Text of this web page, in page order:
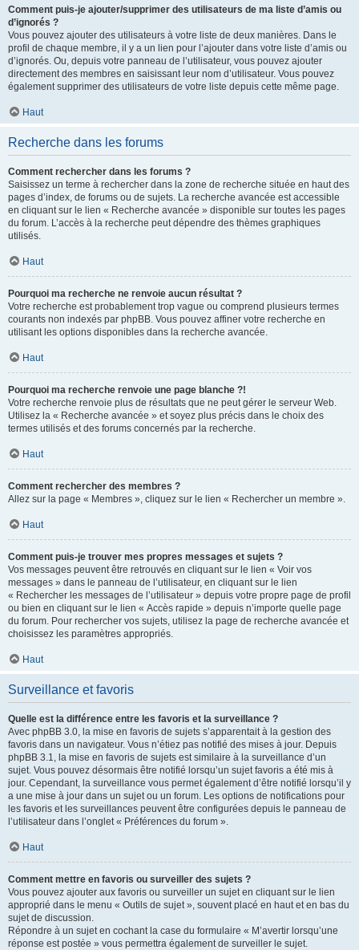
Comment puis-je ajouter/supprimer des utilisateurs de ma liste d’amis ou
d’ignorés ?
Vous pouvez ajouter des utilisateurs à votre liste de deux manières. Dans le
profil de chaque membre, il y a un lien pour l’ajouter dans votre liste d’amis ou
d’ignorés. Ou, depuis votre panneau de l’utilisateur, vous pouvez ajouter
directement des membres en saisissant leur nom d’utilisateur. Vous pouvez
également supprimer des utilisateurs de votre liste depuis cette même page.
Haut
Recherche dans les forums
Comment rechercher dans les forums ?
Saisissez un terme à rechercher dans la zone de recherche située en haut des
pages d’index, de forums ou de sujets. La recherche avancée est accessible
en cliquant sur le lien « Recherche avancée » disponible sur toutes les pages
du forum. L’accès à la recherche peut dépendre des thèmes graphiques
utilisés.
Haut
Pourquoi ma recherche ne renvoie aucun résultat ?
Votre recherche est probablement trop vague ou comprend plusieurs termes
courants non indexés par phpBB. Vous pouvez affiner votre recherche en
utilisant les options disponibles dans la recherche avancée.
Haut
Pourquoi ma recherche renvoie une page blanche ?!
Votre recherche renvoie plus de résultats que ne peut gérer le serveur Web.
Utilisez la « Recherche avancée » et soyez plus précis dans le choix des
termes utilisés et des forums concernés par la recherche.
Haut
Comment rechercher des membres ?
Allez sur la page « Membres », cliquez sur le lien « Rechercher un membre ».
Haut
Comment puis-je trouver mes propres messages et sujets ?
Vos messages peuvent être retrouvés en cliquant sur le lien « Voir vos
messages » dans le panneau de l’utilisateur, en cliquant sur le lien
« Rechercher les messages de l’utilisateur » depuis votre propre page de profil
ou bien en cliquant sur le lien « Accès rapide » depuis n’importe quelle page
du forum. Pour rechercher vos sujets, utilisez la page de recherche avancée et
choisissez les paramètres appropriés.
Haut
Surveillance et favoris
Quelle est la différence entre les favoris et la surveillance ?
Avec phpBB 3.0, la mise en favoris de sujets s’apparentait à la gestion des
favoris dans un navigateur. Vous n’étiez pas notifié des mises à jour. Depuis
phpBB 3.1, la mise en favoris de sujets est similaire à la surveillance d’un
sujet. Vous pouvez désormais être notifié lorsqu’un sujet favoris a été mis à
jour. Cependant, la surveillance vous permet également d’être notifié lorsqu’il y
a une mise à jour dans un sujet ou un forum. Les options de notifications pour
les favoris et les surveillances peuvent être configurées depuis le panneau de
l’utilisateur dans l’onglet « Préférences du forum ».
Haut
Comment mettre en favoris ou surveiller des sujets ?
Vous pouvez ajouter aux favoris ou surveiller un sujet en cliquant sur le lien
approprié dans le menu « Outils de sujet », souvent placé en haut et en bas du
sujet de discussion.
Répondre à un sujet en cochant la case du formulaire « M’avertir lorsqu’une
réponse est postée » vous permettra également de surveiller le sujet.